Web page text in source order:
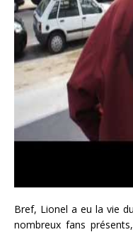
Bref, Lionel a eu la vie
nombreux fans